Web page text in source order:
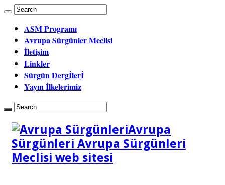
ASM Programı
Avrupa Sürgünler Meclisi
İletişim
Linkler
Sürgün Dergİlerİ
Yayın İlkelerimiz
Avrupa
Sürgünleri Avrupa Sürgünleri
Meclisi web sitesi